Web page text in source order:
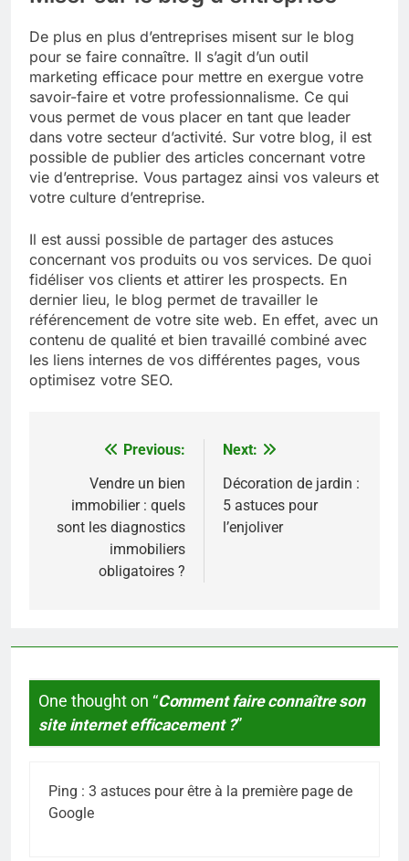
De plus en plus d’entreprises misent sur le blog
pour se faire connaître. Il s’agit d’un outil
marketing efficace pour mettre en exergue votre
savoir-faire et votre professionnalisme. Ce qui
vous permet de vous placer en tant que leader
dans votre secteur d’activité. Sur votre blog, il est
possible de publier des articles concernant votre
vie d’entreprise. Vous partagez ainsi vos valeurs et
votre culture d’entreprise.
Il est aussi possible de partager des astuces
concernant vos produits ou vos services. De quoi
fidéliser vos clients et attirer les prospects. En
dernier lieu, le blog permet de travailler le
référencement de votre site web. En effet, avec un
contenu de qualité et bien travaillé combiné avec
les liens internes de vos différentes pages, vous
optimisez votre SEO.
Navigation
l’article
Previous:
Vendre un bien
immobilier : quels
sont les diagnostics
immobiliers
obligatoires ?
Next:
Décoration de jardin :
5 astuces pour
l’enjoliver
One thought on “Comment faire connaître son
site internet efficacement ?”
Ping : 3 astuces pour être à la première page de
Google